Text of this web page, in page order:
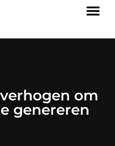
om
genereren